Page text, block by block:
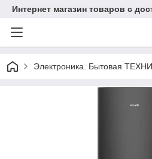
Интернет магазин товаров с
Электроника. Бытовая